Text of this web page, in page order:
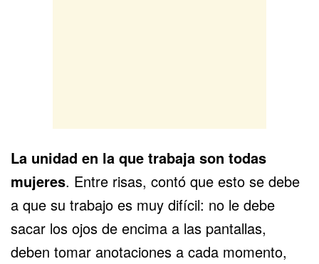
La unidad en la que trabaja son todas
mujeres. Entre risas, contó que esto se debe
a que su trabajo es muy difícil: no le debe
sacar los ojos de encima a las pantallas,
deben tomar anotaciones a cada momento,